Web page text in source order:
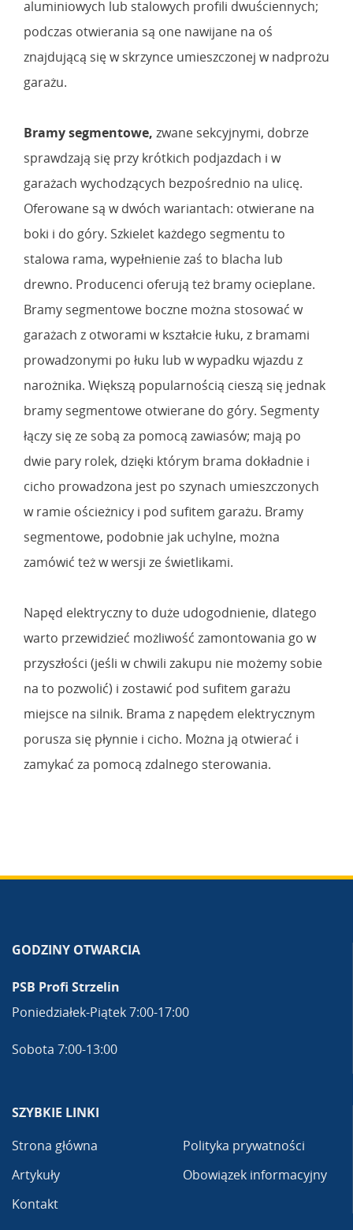
aluminiowych lub stalowych profili dwuściennych;
podczas otwierania są one nawijane na oś
znajdującą się w skrzynce umieszczonej w nadprożu
garażu.
Bramy segmentowe, zwane sekcyjnymi, dobrze
sprawdzają się przy krótkich podjazdach i w
garażach wychodzących bezpośrednio na ulicę.
Oferowane są w dwóch wariantach: otwierane na
boki i do góry. Szkielet każdego segmentu to
stalowa rama, wypełnienie zaś to blacha lub
drewno. Producenci oferują też bramy ocieplane.
Bramy segmentowe boczne można stosować w
garażach z otworami w kształcie łuku, z bramami
prowadzonymi po łuku lub w wypadku wjazdu z
narożnika. Większą popularnością cieszą się jednak
bramy segmentowe otwierane do góry. Segmenty
łączy się ze sobą za pomocą zawiasów; mają po
dwie pary rolek, dzięki którym brama dokładnie i
cicho prowadzona jest po szynach umieszczonych
w ramie ościeżnicy i pod sufitem garażu. Bramy
segmentowe, podobnie jak uchylne, można
zamówić też w wersji ze świetlikami.
Napęd elektryczny to duże udogodnienie, dlatego
warto przewidzieć możliwość zamontowania go w
przyszłości (jeśli w chwili zakupu nie możemy sobie
na to pozwolić) i zostawić pod sufitem garażu
miejsce na silnik. Brama z napędem elektrycznym
porusza się płynnie i cicho. Można ją otwierać i
zamykać za pomocą zdalnego sterowania.
GODZINY OTWARCIA
PSB Profi Strzelin
Poniedziałek-Piątek 7:00-17:00
Sobota 7:00-13:00
SZYBKIE LINKI
Strona główna
Artykuły
Kontakt
Polityka prywatności
Obowiązek informacyjny